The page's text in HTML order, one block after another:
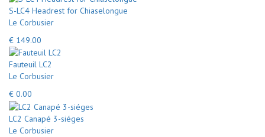
S-LC4 Headrest for Chiaselongue
Le Corbusier
€ 149.00
Fauteuil LC2
Le Corbusier
€ 0.00
LC2 Canapé 3-siéges
Le Corbusier